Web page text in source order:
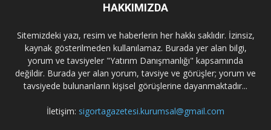
HAKKIMIZDA
Sitemizdeki yazı, resim ve haberlerin her hakkı saklıdır. İzinsiz,
kaynak gösterilmeden kullanılamaz. Burada yer alan bilgi,
yorum ve tavsiyeler "Yatırım Danışmanlığı" kapsamında
değildir. Burada yer alan yorum, tavsiye ve görüşler; yorum ve
tavsiyede bulunanların kişisel görüşlerine dayanmaktadır...
İletişim: sigortagazetesi.kurumsal@gmail.com